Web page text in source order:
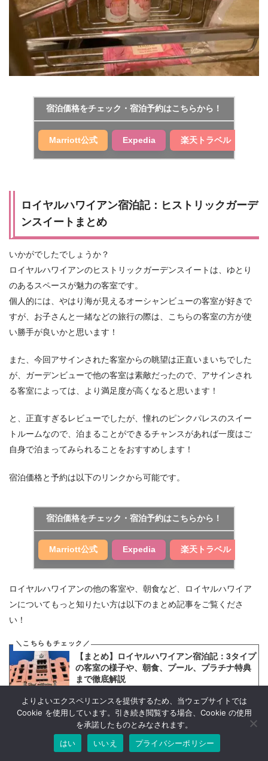
宿泊価格をチェック・宿泊予約はこちらから！
Marriott公式 Expedia 楽天トラベル
ロイヤルハワイアン宿泊記：ヒストリックガーデ
ンスイートまとめ
いかがでしたでしょうか？
ロイヤルハワイアンのヒストリックガーデンスイートは、ゆとり
のあるスペースが魅力の客室です。
個人的には、やはり海が見えるオーシャンビューの客室が好きで
すが、お子さんと一緒などの旅行の際は、こちらの客室の方が使
い勝手が良いかと思います！
また、今回アサインされた客室からの眺望は正直いまいちでした
が、ガーデンビューで他の客室は素敵だったので、アサインされ
る客室によっては、より満足度が高くなると思います！
と、正直すぎるレビューでしたが、憧れのピンクパレスのスイー
トルームなので、泊まることができるチャンスがあれば一度はご
自身で泊まってみられることをおすすめします！
宿泊価格と予約は以下のリンクから可能です。
宿泊価格をチェック・宿泊予約はこちらから！
Marriott公式 Expedia 楽天トラベル
ロイヤルハワイアンの他の客室や、朝食など、ロイヤルハワイア
ンについてもっと知りたい方は以下のまとめ記事をご覧くださ
い！
【まとめ】ロイヤルハワイアン宿泊記：3タイプ
の客室の様子や、朝食、プール、プラチナ特典
まで徹底解説
スポンサーリンク
よりよいエクスペリエンスを提供するため、当ウェブサイトでは
Cookie を使用しています。引き続き閲覧する場合、Cookie の使用
を承諾したものとみなされます。
はい
いいえ プライバシーポリシー